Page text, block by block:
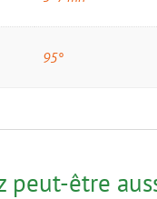
95°
peut-être